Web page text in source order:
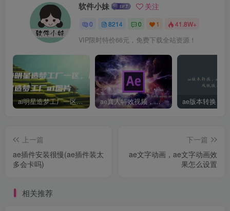
软件小妹 关注
0 8214 0 1 41.8W+
VIP限时特价66元，免费下载全站资源！
ai明星造梦工厂一区，明星造梦工厂ai图片 ae真人特效视频，大学生第一次做ppt怎么做
上一篇
ae插件安装很慢(ae插件装太
多会卡吗)
下一篇
ae文字动画，ae文字动画效
果怎么设置
相关推荐